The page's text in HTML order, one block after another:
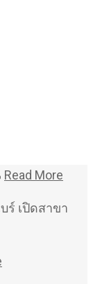
Read More
ร์ เปิดสาขา